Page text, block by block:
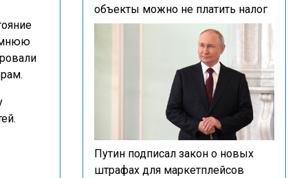
объекты можно не платить налог
Путин подписал закон о новых
штрафах для маркетплейсов